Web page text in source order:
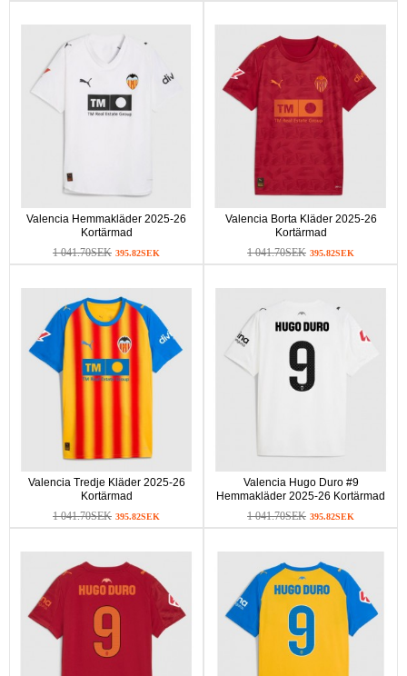
Valencia Hemmakläder 2025-26
Kortärmad
1 041.70SEK 395.82SEK
Valencia Borta Kläder 2025-26
Kortärmad
1 041.70SEK 395.82SEK
Valencia Tredje Kläder 2025-26
Kortärmad
1 041.70SEK 395.82SEK
Valencia Hugo Duro #9
Hemmakläder 2025-26 Kortärmad
1 041.70SEK 395.82SEK